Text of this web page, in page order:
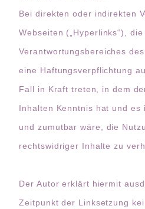
Bei direkten oder indirekten
Webseiten („Hyperlinks“),
Verantwortungsbereiches
eine Haftungsverpflichtung
Fall in Kraft treten, in dem
Inhalten Kenntnis hat und es
und zumutbar wäre, die
rechtswidriger Inhalte zu
Der Autor erklärt hiermit
Zeitpunkt der Linksetzung